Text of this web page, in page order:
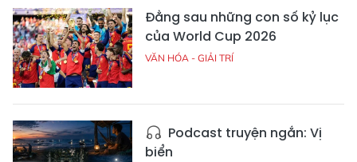
Đằng sau những con số kỷ lục
của World Cup 2026
VĂN HÓA - GIẢI TRÍ
Podcast truyện ngắn: Vị
biển